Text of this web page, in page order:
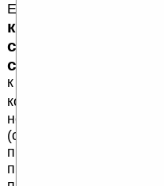
Еще раз обращаем
кейгены, кряки -
серийные номера,
ссылки на
к публикации на
комментариях
(спам). Мы
программ и
программного